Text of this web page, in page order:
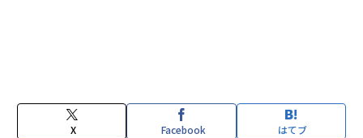
X Facebook はてブ